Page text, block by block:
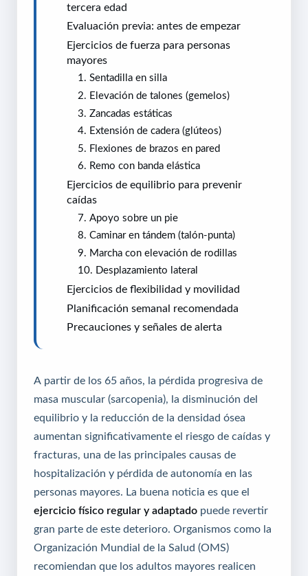
tercera edad
Evaluación previa: antes de empezar
Ejercicios de fuerza para personas
mayores
1. Sentadilla en silla
2. Elevación de talones (gemelos)
3. Zancadas estáticas
4. Extensión de cadera (glúteos)
5. Flexiones de brazos en pared
6. Remo con banda elástica
Ejercicios de equilibrio para prevenir
caídas
7. Apoyo sobre un pie
8. Caminar en tándem (talón-punta)
9. Marcha con elevación de rodillas
10. Desplazamiento lateral
Ejercicios de flexibilidad y movilidad
Planificación semanal recomendada
Precauciones y señales de alerta
A partir de los 65 años, la pérdida progresiva de
masa muscular (sarcopenia), la disminución del
equilibrio y la reducción de la densidad ósea
aumentan significativamente el riesgo de caídas y
fracturas, una de las principales causas de
hospitalización y pérdida de autonomía en las
personas mayores. La buena noticia es que el
ejercicio físico regular y adaptado puede revertir
gran parte de este deterioro. Organismos como la
Organización Mundial de la Salud (OMS)
recomiendan que los adultos mayores realicen